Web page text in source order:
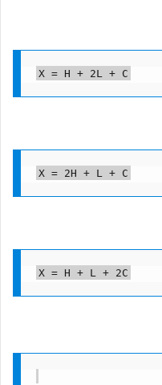
X = H + 2L + C
X = 2H + L + C
X = H + L + 2C